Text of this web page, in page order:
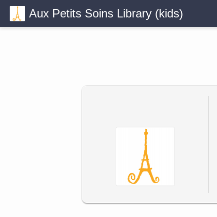
Aux Petits Soins Library (kids)